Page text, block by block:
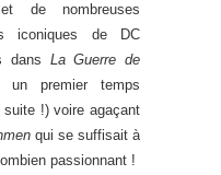
de nombreuses
iconiques de DC
dans La Guerre de
premier temps
suite !) voire agaçant
qui se suffisait à
passionnant !